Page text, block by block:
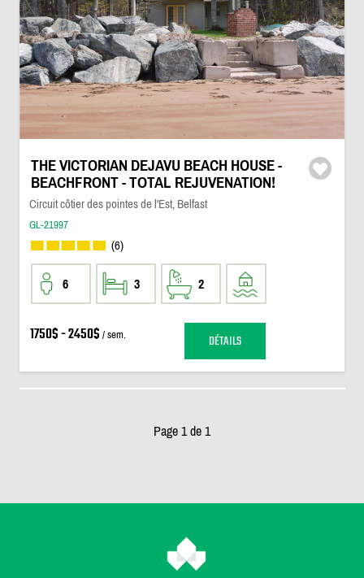
THE VICTORIAN DEJAVU BEACH HOUSE -
BEACHFRONT - TOTAL REJUVENATION!
Circuit côtier des pointes de l'Est, Belfast
GL-21997
(6)
6 3 2
1750$ - 2450$ / sem. DÉTAILS
Page 1 de 1